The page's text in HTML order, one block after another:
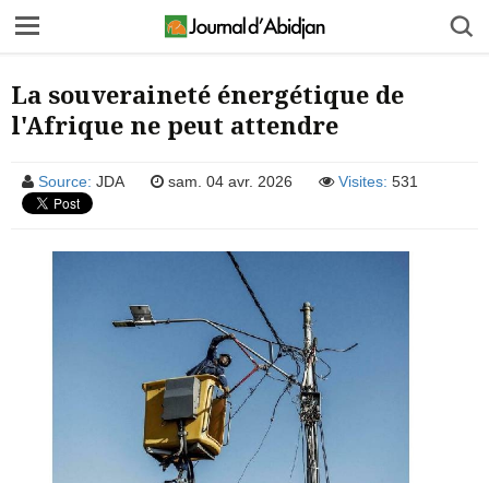
La souveraineté énergétique de
l'Afrique ne peut attendre
Source: JDA sam. 04 avr. 2026 Visites: 531